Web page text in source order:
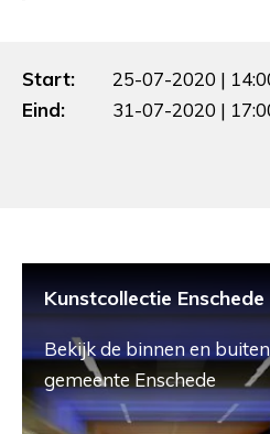
Start:
25-07-2020 |
Eind:
31-07-2020 |
Kunstcollectie Enschede
Bekijk de binnen en
gemeente Enschede